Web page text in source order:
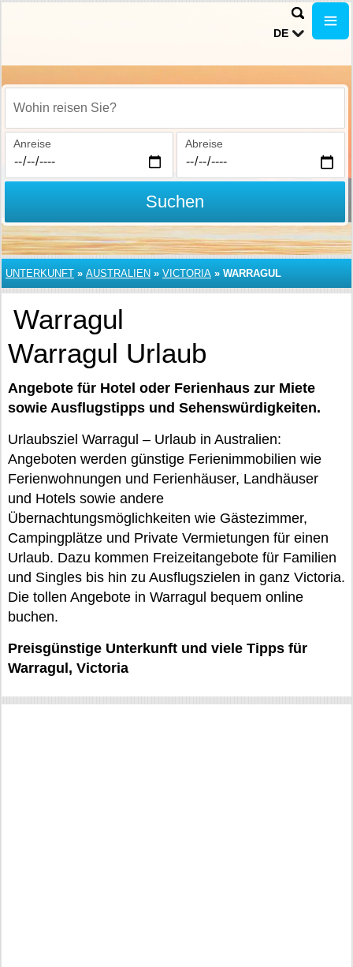
DE
Wohin reisen Sie?
Anreise Abreise
Suchen
UNTERKUNFT » AUSTRALIEN » VICTORIA » WARRAGUL
Warragul
Warragul Urlaub
Angebote für Hotel oder Ferienhaus zur Miete
sowie Ausflugstipps und Sehenswürdigkeiten.
Urlaubsziel Warragul – Urlaub in Australien:
Angeboten werden günstige Ferienimmobilien wie
Ferienwohnungen und Ferienhäuser, Landhäuser
und Hotels sowie andere
Übernachtungsmöglichkeiten wie Gästezimmer,
Campingplätze und Private Vermietungen für einen
Urlaub. Dazu kommen Freizeitangebote für Familien
und Singles bis hin zu Ausflugszielen in ganz Victoria.
Die tollen Angebote in Warragul bequem online
buchen.
Preisgünstige Unterkunft und viele Tipps für
Warragul, Victoria